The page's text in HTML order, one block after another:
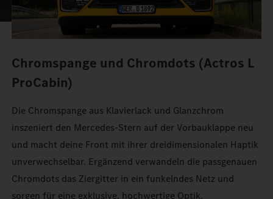
Chromspange und Chromdots (Actros L
ProCabin)
Die Chromspange aus Klavierlack und Glanzchrom
inszeniert den Mercedes‑Stern auf der Vorbauklappe neu
und macht deine Front mit ihrer dreidimensionalen Haptik
unverwechselbar. Ergänzend verwandeln die passgenauen
Chromdots das Ziergitter in ein funkelndes Netz und
sorgen für eine exklusive, hochwertige Optik.